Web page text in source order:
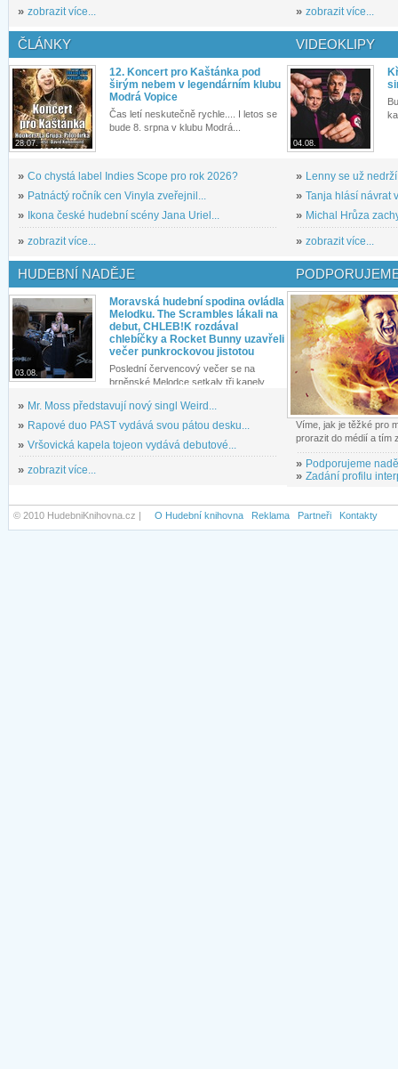
» zobrazit více... » zobrazit více...
ČLÁNKY
28.07.
12. Koncert pro Kaštánka pod
širým nebem v legendárním klubu
Modrá Vopice
Čas letí neskutečně rychle.... I letos se
bude 8. srpna v klubu Modrá...
» Co chystá label Indies Scope pro rok 2026?
» Patnáctý ročník cen Vinyla zveřejnil...
»
Ikona české hudební scény Jana Uriel...
» zobrazit více...
VIDEOKLIPY
04.08.
» Lenny se už
» Tanja hlásí návrat
» Michal Hrůza
» zobrazit více...
HUDEBNÍ NADĚJE
03.08.
Moravská hudební spodina ovládla
Melodku. The Scrambles lákali na
debut, CHLEB!K rozdával
chlebíčky a Rocket Bunny uzavřeli
večer punkrockovou jistotou
Poslední červencový večer se na
brněnské Melodce setkaly tři kapely...
» Mr. Moss představují nový singl Weird...
» Rapové duo PAST vydává svou pátou desku...
» Vršovická kapela tojeon vydává debutové...
» zobrazit více...
Víme, jak je těžké pro
prorazit do médií a tím
» Podporujeme
» Zadání profilu
© 2010 HudebniKnihovna.cz | O Hudební knihovna Reklama Partneři Kontakty